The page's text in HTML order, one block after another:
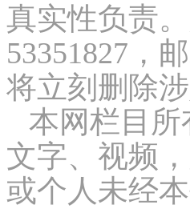
真实性负责
53351827，
将立刻删除
本网栏目所
文字、视频
或个人未经